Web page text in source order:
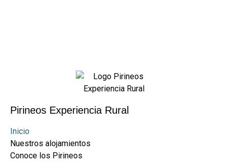
Pirineos Experiencia Rural
Inicio
Nuestros alojamientos
Conoce los Pirineos